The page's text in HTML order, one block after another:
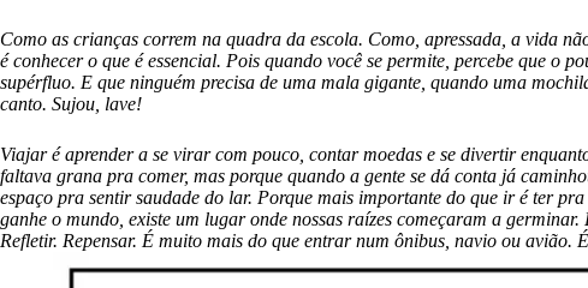
Como as crianças correm na quadra da escola. Como, apressada, a vida
é conhecer o que é essencial. Pois quando você se permite, percebe que o
supérfluo. E que ninguém precisa de uma mala gigante, quando uma
canto. Sujou, lave!
Viajar é aprender a se virar com pouco, contar moedas e se divertir
faltava grana pra comer, mas porque quando a gente se dá conta já
espaço pra sentir saudade do lar. Porque mais importante do que ir é ter
ganhe o mundo, existe um lugar onde nossas raízes começaram a
Refletir. Repensar. É muito mais do que entrar num ônibus, navio ou avião.